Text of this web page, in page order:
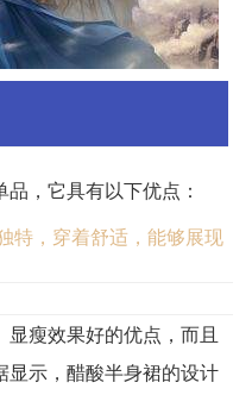
，它具有以下优点：
特，穿着舒适，能够展现
瘦效果好的优点，而且
显示，醋酸半身裙的设计